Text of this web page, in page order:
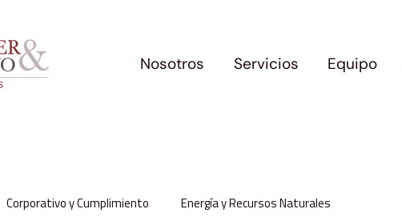
Nosotros Servicios Equipo
Corporativo y Cumplimiento Energía y Recursos Naturales